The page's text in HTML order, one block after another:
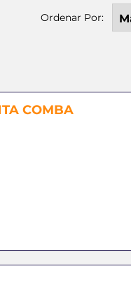
Ordenar Por:
COMBA